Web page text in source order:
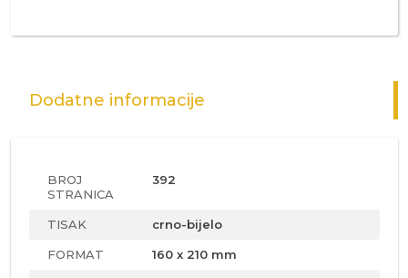
Dodatne informacije
BROJ
STRANICA
392
TISAK crno-bijelo
FORMAT 160 x 210 mm